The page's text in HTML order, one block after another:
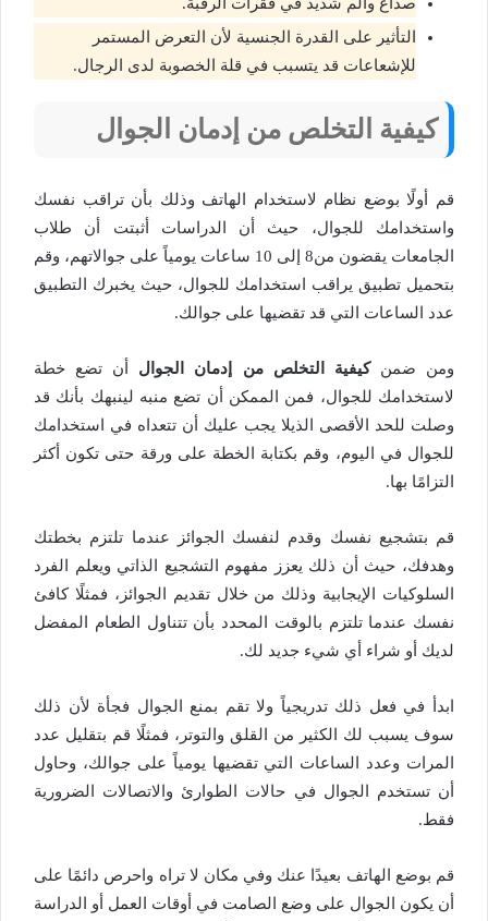
التأثير على القدرة الجنسية لأن التعرض المستمر
للإشعاعات قد يتسبب في قلة الخصوبة لدى الرجال.
كيفية التخلص من إدمان الجوال
قم أولًا بوضع نظام لاستخدام الهاتف وذلك بأن تراقب نفسك
واستخدامك للجوال، حيث أن الدراسات أثبتت أن طلاب
الجامعات يقضون من8 إلى 10 ساعات يومياً على جوالاتهم، وقم
بتحميل تطبيق يراقب استخدامك للجوال، حيث يخبرك التطبيق
عدد الساعات التي قد تقضيها على جوالك.
ومن ضمنكيفية التخلص من إدمان الجوال أن تضع خطة
لاستخدامك للجوال، فمن الممكن أن تضع منبه لينبهك بأنك قد
وصلت للحد الأقصى الذيلا يجب عليك أن تتعداه في استخدامك
للجوال في اليوم، وقم بكتابة الخطة على ورقة حتى تكون أكثر
التزامًا بها.
قم بتشجيع نفسك وقدم لنفسك الجوائز عندما تلتزم بخطتك
وهدفك، حيث أن ذلك يعزز مفهوم التشجيع الذاتي ويعلم الفرد
السلوكيات الإيجابية وذلك من خلال تقديم الجوائز، فمثلًا كافئ
نفسك عندما تلتزم بالوقت المحدد بأن تتناول الطعام المفضل
لديك أو شراء أي شيء جديد لك.
ابدأ في فعل ذلك تدريجياً ولا تقم بمنع الجوال فجأة لأن ذلك
سوف يسبب لك الكثير من القلق والتوتر، فمثلًا قم بتقليل عدد
المرات وعدد الساعات التي تقضيها يومياً على جوالك، وحاول
أن تستخدم الجوال في حالات الطوارئ والاتصالات الضرورية
فقط.
قم بوضع الهاتف بعيدًا عنك وفي مكان لا تراه واحرص دائمًا على
أن يكون الجوال على وضع الصامت في أوقات العمل أو الدراسة